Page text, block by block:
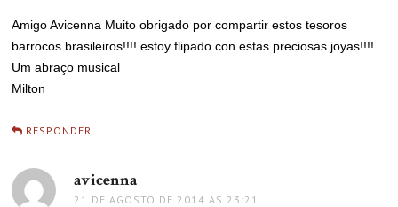
Amigo Avicenna Muito obrigado por compartir estos tesoros
barrocos brasileiros!!!! estoy flipado con estas preciosas joyas!!!!
Um abraço musical
Milton
RESPONDER
avicenna
21 DE AGOSTO DE 2014 ÀS 23:21